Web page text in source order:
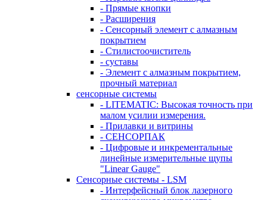
- Прямые кнопки
- Расширения
- Сенсорный элемент с алмазным
покрытием
- Стилистоочиститель
- суставы
- Элемент с алмазным покрытием,
прочный материал
сенсорные системы
- LITEMATIC: Высокая точность при
малом усилии измерения.
- Прилавки и витрины
- СЕНСОРПАК
- Цифровые и инкрементальные
линейные измерительные щупы
"Linear Gauge"
Сенсорные системы - LSM
- Интерфейсный блок лазерного